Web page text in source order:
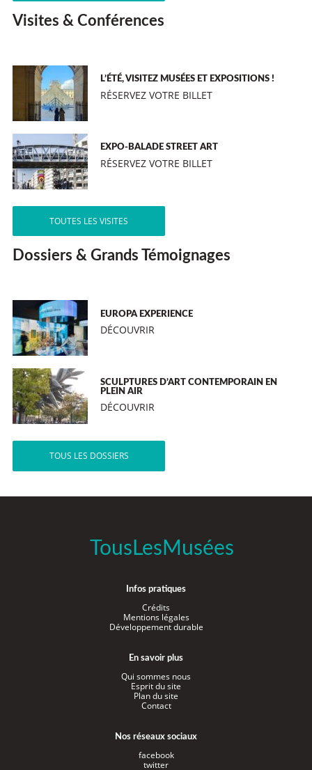
Visites & Conférences
L’ÉTÉ, VISITEZ MUSÉES ET EXPOSITIONS !
RÉSERVEZ VOTRE BILLET
EXPO-BALADE STREET ART
RÉSERVEZ VOTRE BILLET
TOUTES LES VISITES
Dossiers & Grands Témoignages
EUROPA EXPERIENCE
DÉCOUVRIR
SCULPTURES D’ART CONTEMPORAIN EN
PLEIN AIR
DÉCOUVRIR
TOUS LES DOSSIERS
TousLesMusées
Infos pratiques
Crédits
Mentions légales
Développement durable
En savoir plus
Qui sommes nous
Esprit du site
Plan du site
Contact
Nos réseaux sociaux
facebook
twitter